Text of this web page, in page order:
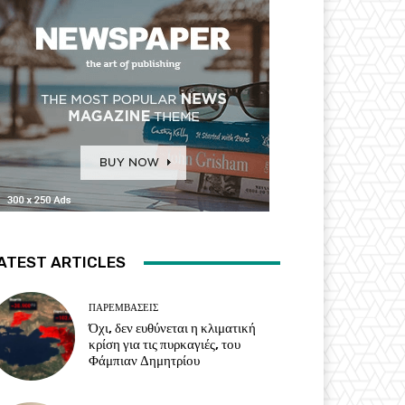
ARTICLES
ΠΑΡΕΜΒΑΣΕΙΣ
Όχι, δεν ευθύνεται η κλιματική
κρίση για τις πυρκαγιές, του
Φάμπιαν Δημητρίου